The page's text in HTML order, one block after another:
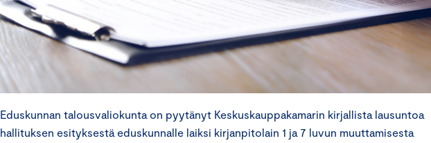
Eduskunnan talousvaliokunta on pyytänyt Keskuskauppakamarin kirjallista lausuntoa
hallituksen esityksestä eduskunnalle laiksi kirjanpitolain 1 ja 7 luvun muuttamisesta